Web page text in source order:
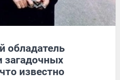
обладатель
загадочных
известно